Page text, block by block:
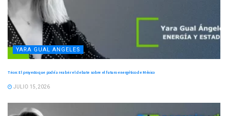
YARA GUAL ANGELES
Trion: El proyecto que podría reabrir el debate sobre el futuro energético de México
JULIO 15, 2026